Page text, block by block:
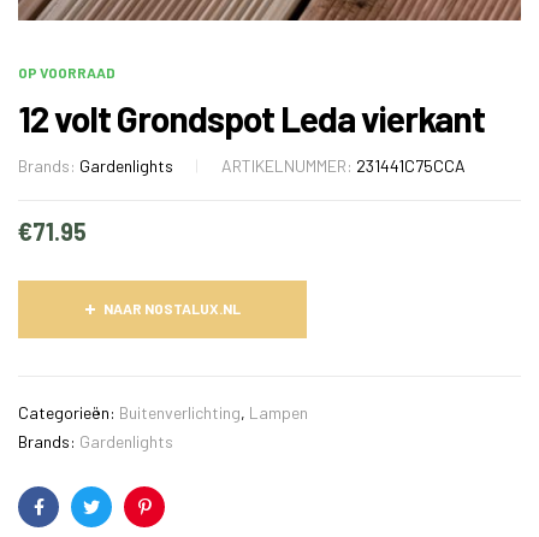
OP VOORRAAD
12 volt Grondspot Leda vierkant
Brands: Gardenlights ARTIKELNUMMER: 231441C75CCA
€71.95
NAAR NOSTALUX.NL
Categorieën: Buitenverlichting, Lampen
Brands: Gardenlights
FacebookTwitterPinterest